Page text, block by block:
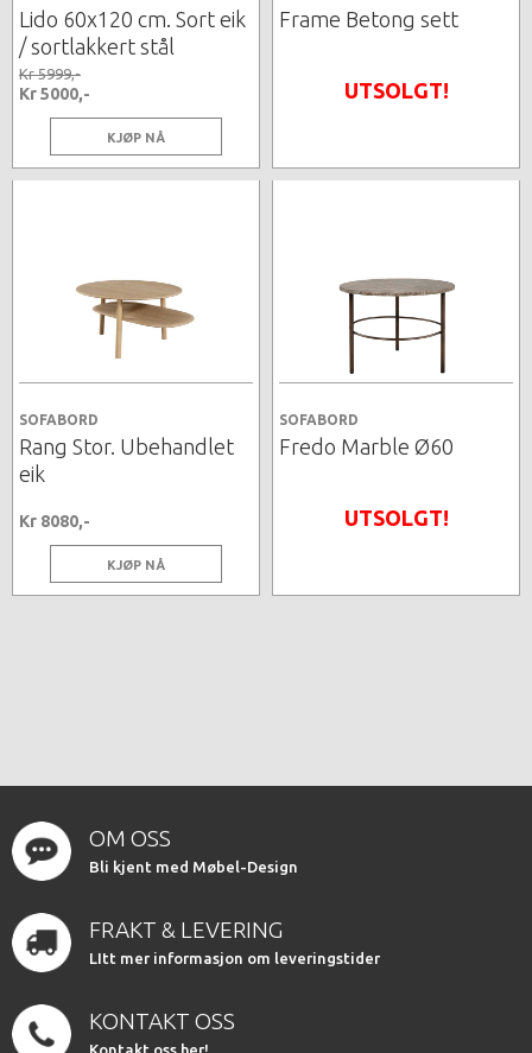
Lido 60x120 cm. Sort eik
/ sortlakkert stål
Kr 5999,-
Kr 5000,-
KJØP NÅ
Frame Betong sett
UTSOLGT!
SOFABORD
Rang Stor. Ubehandlet
eik
Kr 8080,-
KJØP NÅ
SOFABORD
Fredo Marble Ø60
UTSOLGT!
OM OSS
Bli kjent med Møbel-Design
FRAKT & LEVERING
LItt mer informasjon om leveringstider
KONTAKT OSS
Kontakt oss her!